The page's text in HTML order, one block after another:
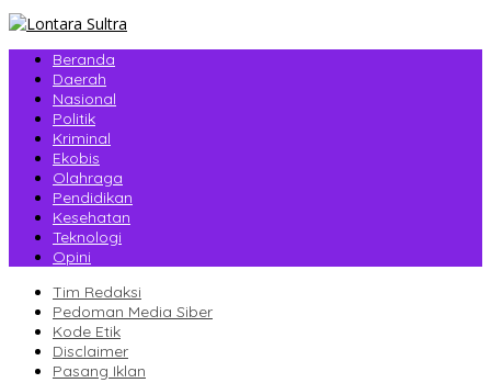
Beranda
Daerah
Nasional
Politik
Kriminal
Ekobis
Olahraga
Pendidikan
Kesehatan
Teknologi
Opini
Tim Redaksi
Pedoman Media Siber
Kode Etik
Disclaimer
Pasang Iklan